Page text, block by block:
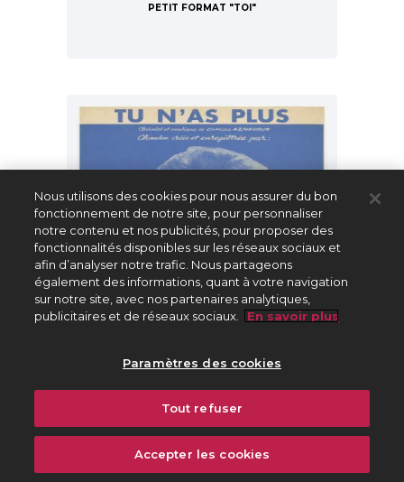
PETIT FORMAT "TOI"
PETIT FORMAT "TU N'AS PLUS"
Nous utilisons des cookies pour nous assurer du bon
fonctionnement de notre site, pour personnaliser
notre contenu et nos publicités, pour proposer des
fonctionnalités disponibles sur les réseaux sociaux et
afin d’analyser notre trafic. Nous partageons
également des informations, quant à votre navigation
sur notre site, avec nos partenaires analytiques,
publicitaires et de réseaux sociaux.
En savoir plus
Paramètres des cookies
Tout refuser
Accepter les cookies